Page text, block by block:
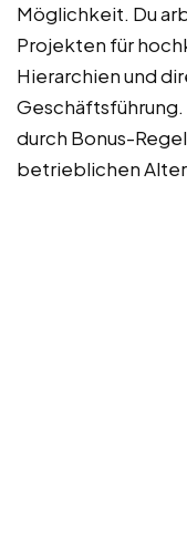
Möglichkeit. Du
Projekten für
Hierarchien und
durch Bonus-
betrieblichen